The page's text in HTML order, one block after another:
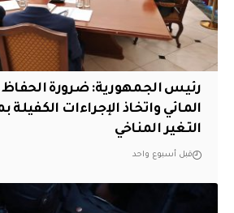
رئيس الجمهورية: ضرورة الحفاظ
المائي واتخاذ الإجراءات الكفيلة
التغير المناخي
قبل أسبوع واحد